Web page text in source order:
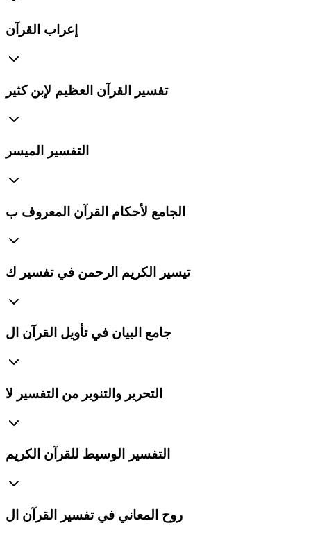
إعراب القرآن
تفسير القرآن العظيم لإبن كثير
التفسير الميسر
الجامع لأحكام القرآن المعروف ب
تيسير الكريم الرحمن في تفسير ك
جامع البيان في تأويل القرآن ال
التحرير والتنوير من التفسير لا
التفسير الوسيط للقرآن الكريم
روح المعاني في تفسير القرآن ال